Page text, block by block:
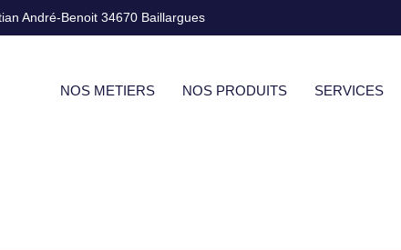
André-Benoit 34670 Baillargues
NOS METIERS NOS PRODUITS SERVICES